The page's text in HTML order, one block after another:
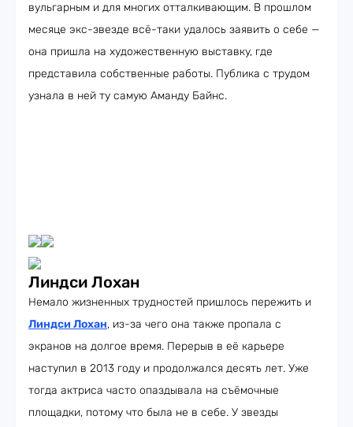
вульгарным и для многих отталкивающим. В прошлом
месяце экс-звезде всё-таки удалось заявить о себе —
она пришла на художественную выставку, где
представила собственные работы. Публика с трудом
узнала в ней ту самую Аманду Байнс.
Линдси Лохан
Немало жизненных трудностей пришлось пережить и
Линдси Лохан, из-за чего она также пропала с
экранов на долгое время. Перерыв в её карьере
наступил в 2013 году и продолжался десять лет. Уже
тогда актриса часто опаздывала на съёмочные
площадки, потому что была не в себе. У звезды